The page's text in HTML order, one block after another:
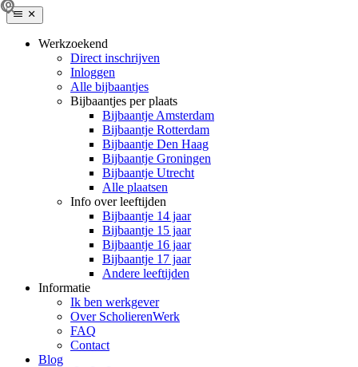
Werkzoekend
Direct inschrijven
Inloggen
Alle bijbaantjes
Bijbaantjes per plaats
Bijbaantje Amsterdam
Bijbaantje Rotterdam
Bijbaantje Den Haag
Bijbaantje Groningen
Bijbaantje Utrecht
Alle plaatsen
Info over leeftijden
Bijbaantje 14 jaar
Bijbaantje 15 jaar
Bijbaantje 16 jaar
Bijbaantje 17 jaar
Andere leeftijden
Informatie
Ik ben werkgever
Over ScholierenWerk
FAQ
Contact
Blog